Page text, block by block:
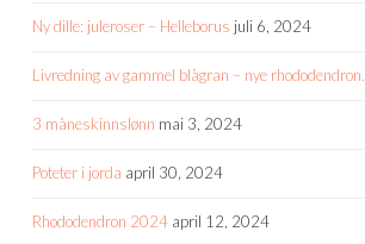
Ny dille: juleroser – Helleborus juli 6, 2024
Livredning av gammel blågran – nye rhododendron.
3 måneskinnslønn mai 3, 2024
Poteter i jorda april 30, 2024
Rhododendron 2024 april 12, 2024